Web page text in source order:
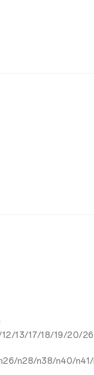
12/13/17/18/19/20/
n28/n38/n40/